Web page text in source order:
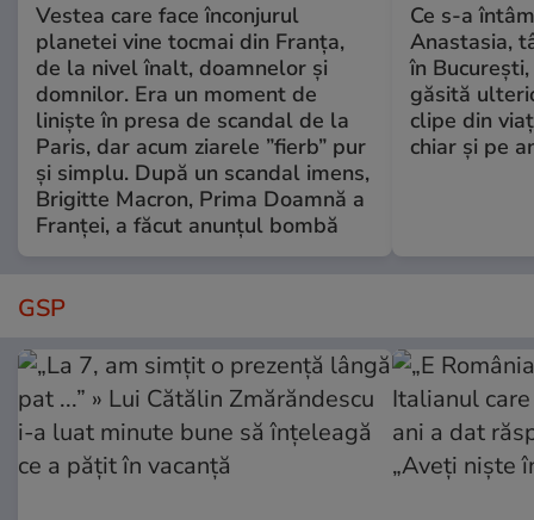
Vestea care face înconjurul
planetei vine tocmai din Franța,
de la nivel înalt, doamnelor și
domnilor. Era un moment de
liniște în presa de scandal de la
Paris, dar acum ziarele ”fierb” pur
și simplu. După un scandal imens,
Brigitte Macron, Prima Doamnă a
Franței, a făcut anunțul bombă
Ce s-a
Anastasia,
în
găsită
clipe din
chiar și pe
GSP